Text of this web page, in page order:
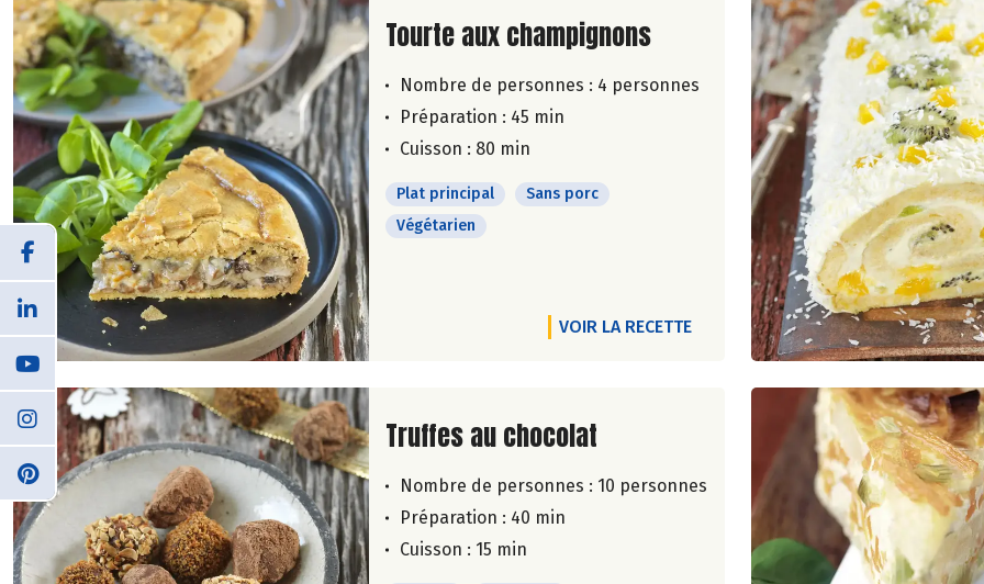
Lire la suite de la recette
Tourte aux champignons
Nombre de personnes : 4 personnes
Préparation : 45 min
Cuisson : 80 min
Plat principal
Sans porc
Végétarien
VOIR LA RECETTE
Lire la suite de la recette
Truffes au chocolat
Nombre de personnes : 10 personnes
Préparation : 40 min
Cuisson : 15 min